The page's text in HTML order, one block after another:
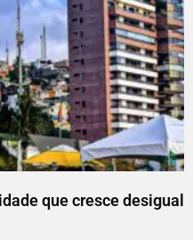
que cresce desigual